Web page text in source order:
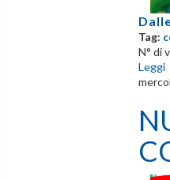
Tag:
N° di
Leggi